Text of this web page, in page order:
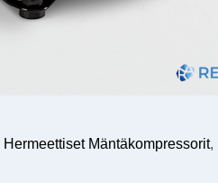
Hermeettiset Mäntäkompressorit,